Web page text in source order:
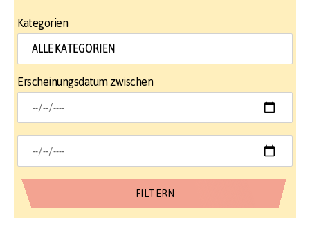
Kategorien
Erscheinungsdatum zwischen